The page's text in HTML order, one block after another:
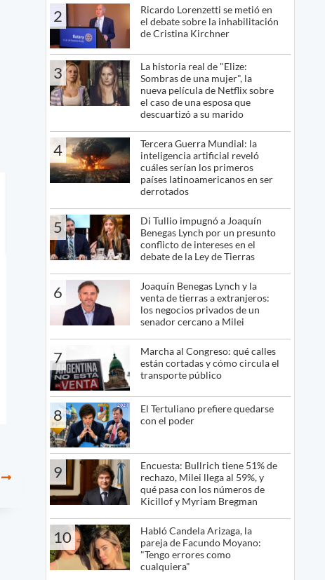
2
Ricardo Lorenzetti se metió en
el debate sobre la inhabilitación
de Cristina Kirchner
3
La historia real de "Elize:
Sombras de una mujer", la
nueva película de Netflix sobre
el caso de una esposa que
descuartizó a su marido
4
Tercera Guerra Mundial: la
inteligencia artificial reveló
cuáles serían los primeros
países latinoamericanos en ser
derrotados
5
Di Tullio impugnó a Joaquín
Benegas Lynch por un presunto
conflicto de intereses en el
debate de la Ley de Tierras
6
Joaquín Benegas Lynch y la
venta de tierras a extranjeros:
los negocios privados de un
senador cercano a Milei
7
Marcha al Congreso: qué calles
están cortadas y cómo circula el
transporte público
8
El Tertuliano prefiere quedarse
con el poder
9
Encuesta: Bullrich tiene 51% de
rechazo, Milei llega al 59%, y
qué pasa con los números de
Kicillof y Myriam Bregman
10
Habló Candela Arizaga, la
pareja de Facundo Moyano:
"Tengo errores como
cualquiera"